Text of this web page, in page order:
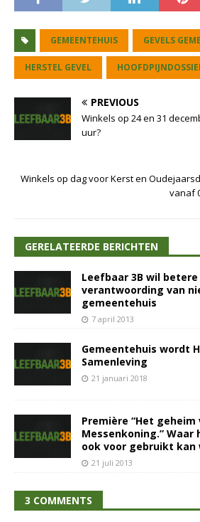
GEMEENTEHUIS GEVELS
HERSTEL GEVEL
PREVIOUS
Winkels op 24 en 31
uur?
Winkels op dag voor Kerst en
vanaf
GERELATEERDE BERICHTEN
Leefbaar 3B wil
verantwoording van
gemeentehuis
7 april 2013
Gemeentehuis wordt
Samenleving
21 januari 2018
Première “Het geheim
Messenkoning.”
ook voor gebruikt kan
21 juli 2013
3 COMMENTS